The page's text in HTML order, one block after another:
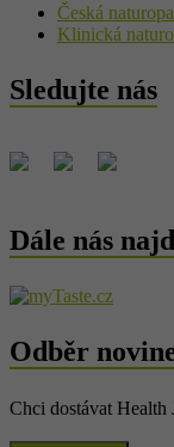
Česká
Klinická
Sledujte nás
Dále nás
Odběr
Chci dostávat Health